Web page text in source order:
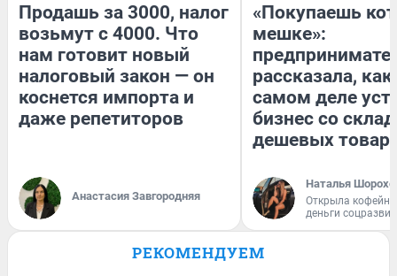
Продашь за 3000, налог
возьмут с 4000. Что
нам готовит новый
налоговый закон — он
коснется импорта и
даже репетиторов
Анастасия Завгородняя
«Покупаешь
мешке»:
рассказала, как
самом деле
бизнес со
дешевых
Наталья
Открыла
деньги
РЕКОМЕНДУЕМ